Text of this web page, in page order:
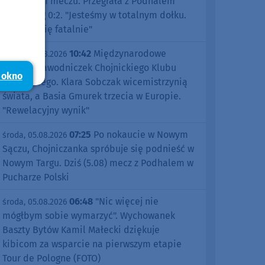
Nowy Targ 0:2. "Jesteśmy w totalnym dołku.
Czujemy się fatalnie"
środa, 05.08.2026 10:42 Międzynarodowe
sukcesy zawodniczek Chojnickiego Klubu
Żeglarskiego. Klara Sobczak wicemistrzynią
świata, a Basia Gmurek trzecia w Europie.
"Rewelacyjny wynik"
środa, 05.08.2026 07:25 Po nokaucie w Nowym
Sączu, Chojniczanka spróbuje się podnieść w
Nowym Targu. Dziś (5.08) mecz z Podhalem w
Pucharze Polski
środa, 05.08.2026 06:48 "Nic więcej nie
mógłbym sobie wymarzyć". Wychowanek
Baszty Bytów Kamil Małecki dziękuje
kibicom za wsparcie na pierwszym etapie
Tour de Pologne (FOTO)